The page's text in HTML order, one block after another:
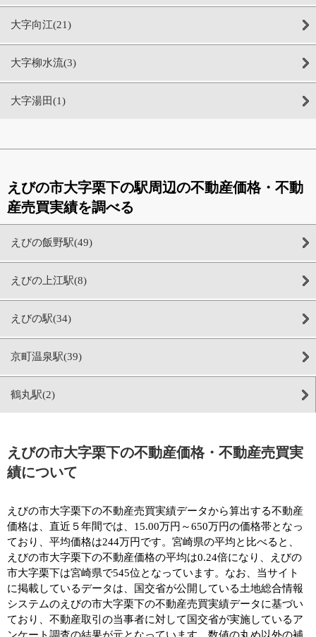
大字向江(21)
大字柳水流(3)
大字湯田(1)
えびの市大字栗下の駅周辺の不動産価格・不動
産売買実績を調べる
えびの飯野駅(49)
えびの上江駅(8)
えびの駅(34)
京町温泉駅(39)
鶴丸駅(2)
えびの市大字栗下の不動産価格・不動産売買実
績について
えびの市大字栗下の不動産売買実績データから算出する不動産
価格は、直近５年間では、15.00万円～650万円の価格帯となっ
ており、平均価格は244万円です。宮崎県の平均と比べると、
えびの市大字栗下の不動産価格の平均は0.24倍になり、えびの
市大字栗下は宮崎県で545位となっています。なお、当サイト
に掲載しているデータは、国交省が公開している土地総合情報
システムのえびの市大字栗下の不動産売買実績データに基づい
ており、不動産取引の当事者に対して国交省が実施しているア
ンケート調査の結果が元となっています。数値の丸め以外の補